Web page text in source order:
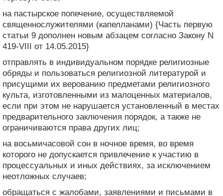
на пастырское попечение, осуществляемой
священнослужителями (капелланами) {Часть первую
статьи 9 дополнен новым абзацем согласно Закону N
419-VIII от 14.05.2015}
отправлять в индивидуальном порядке религиозные
обряды и пользоваться религиозной литературой и
присущими их верованию предметами религиозного
культа, изготовленными из малоценных материалов,
если при этом не нарушается установленный в местах
предварительного заключения порядок, а также не
ограничиваются права других лиц;
на восьмичасовой сон в ночное время, во время
которого не допускается привлечение к участию в
процессуальных и иных действиях, за исключением
неотложных случаев;
обращаться с жалобами, заявлениями и письмами в